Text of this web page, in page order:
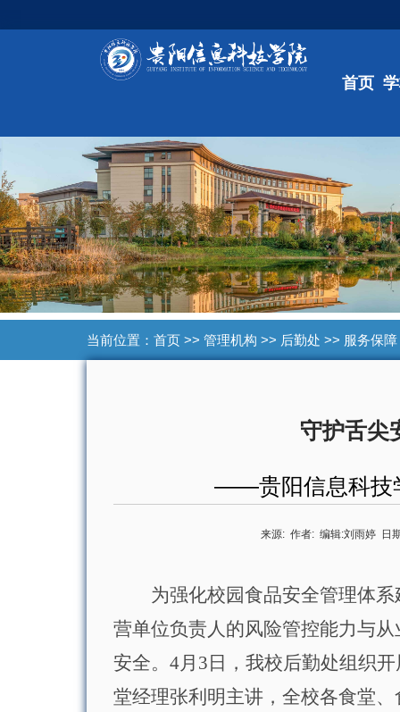
首页
当前位置： 首页>> 管理机构 >> 后勤处 >> 服务保障
守护舌尖
——贵阳信息科技
来源: 作者: 编辑:刘雨婷 日
为强化校园食品安全管理体系
营单位负责人的风险管控能力与
安全。 4月 3 日，我校后勤处组织
堂经理张利明主讲，全校各食堂